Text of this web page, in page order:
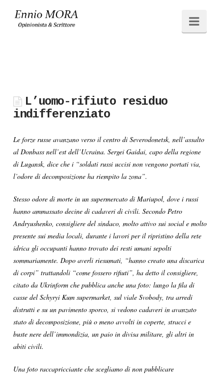
Ennio
L’uomo-rifiuto residuo
indifferenziato
Le forze russe avanzano verso il centro di Severodonetsk, nell’assalto
al Donbass nell’est dell’Ucraina. Sergei Gaidai, capo della regione
di Lugansk, dice che i “soldati russi uccisi non vengono portati via,
l’odore di decomposizione ha riempito la zona”.
Stesso odore di morte in un supermercato di Mariupol, dove i russi
hanno ammassato decine di cadaveri di civili. Secondo Petro
Andryushenko, consigliere del sindaco, molto attivo sui social e molto
presente sui media locali, durante i lavori per il ripristino della rete
idrica gli occupanti hanno trovato dei resti umani sepolti
sommariamente. Dopo averli riesumati, “hanno creato una discarica
di corpi” trattandoli “come fossero rifiuti”, ha detto il consigliere,
citato da Ukrinform che pubblica anche una foto: lungo la fila di
casse del Schyryi Kum supermarket, sul viale Svobody, tra arredi
distrutti e su un pavimento sporco, si vedono cadaveri in avanzato
stato di decomposizione, più o meno avvolti in coperte, stracci e
buste nere dell’immondizia, un paio in divisa militare, gli altri in
abiti civili.
Una foto raccapricciante che scegliamo di non pubblicare